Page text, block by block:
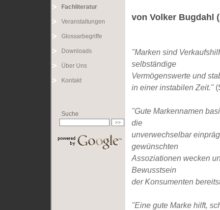
Fachliteratur
Veranstaltungen
Glossarbegriffe
Downloads
Über Uns
Kontakt
Suche
von Volker Bugdahl
"Marken sind
selbständige
Vermögenswerte und
in einer instabilen Zeit."
"Gute Markennamen
die
unverwechselbar
gewünschten
Assoziationen wecken
Bewusstsein
der Konsumenten
"Eine gute Marke hilft,